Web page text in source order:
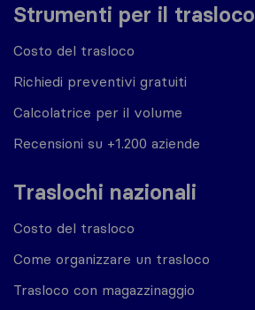
Strumenti per il trasloco
Costo del trasloco
Richiedi preventivi gratuiti
Calcolatrice per il volume
Recensioni su +1.200 aziende
Traslochi nazionali
Costo del trasloco
Come organizzare un trasloco
Trasloco con magazzinaggio